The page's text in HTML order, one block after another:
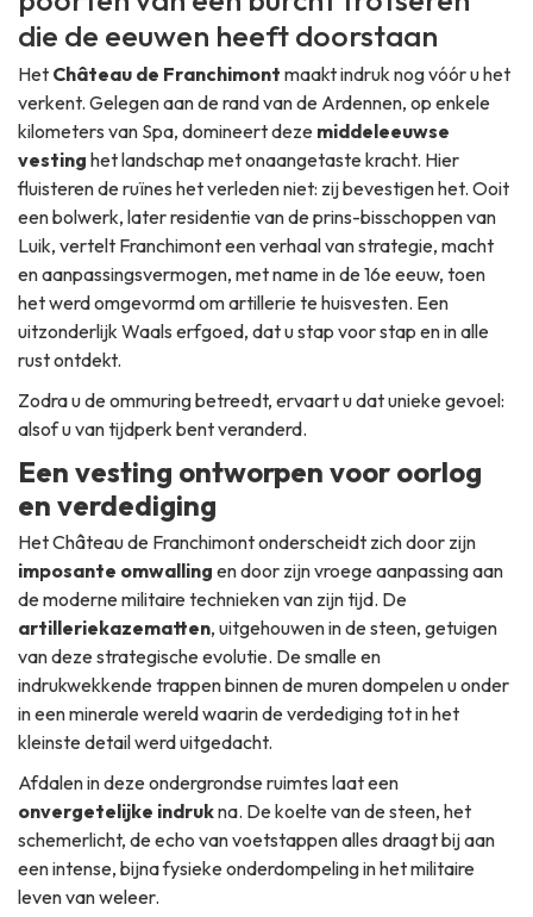
die de eeuwen heeft doorstaan
Het Château de Franchimont maakt indruk nog vóór u het
verkent. Gelegen aan de rand van de Ardennen, op enkele
kilometers van Spa, domineert deze middeleeuwse
vesting het landschap met onaangetaste kracht. Hier
fluisteren de ruïnes het verleden niet: zij bevestigen het. Ooit
een bolwerk, later residentie van de prins-bisschoppen van
Luik, vertelt Franchimont een verhaal van strategie, macht
en aanpassingsvermogen, met name in de 16e eeuw, toen
het werd omgevormd om artillerie te huisvesten. Een
uitzonderlijk Waals erfgoed, dat u stap voor stap en in alle
rust ontdekt.
Zodra u de ommuring betreedt, ervaart u dat unieke gevoel:
alsof u van tijdperk bent veranderd.
Een vesting ontworpen voor oorlog
en verdediging
Het Château de Franchimont onderscheidt zich door zijn
imposante omwalling en door zijn vroege aanpassing aan
de moderne militaire technieken van zijn tijd. De
artilleriekazematten, uitgehouwen in de steen, getuigen
van deze strategische evolutie. De smalle en
indrukwekkende trappen binnen de muren dompelen u onder
in een minerale wereld waarin de verdediging tot in het
kleinste detail werd uitgedacht.
Afdalen in deze ondergrondse ruimtes laat een
onvergetelijke indrukna. De koelte van de steen, het
schemerlicht, de echo van voetstappen alles draagt bij aan
een intense, bijna fysieke onderdompeling in het militaire
leven van weleer.